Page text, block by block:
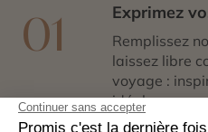
01 Exprimez
Remplissez
laissez libre
voyage :
idéale…